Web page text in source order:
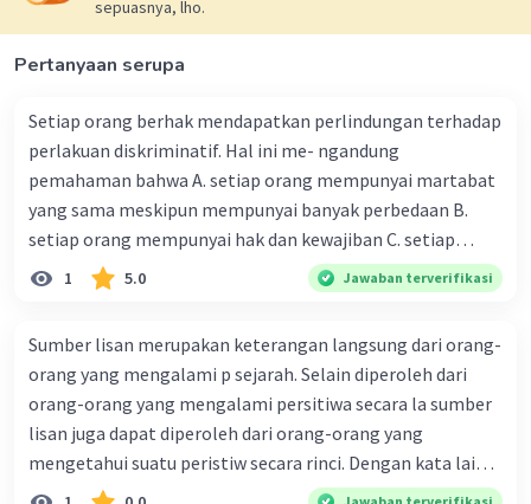
sepuasnya, lho.
Pertanyaan serupa
Setiap orang berhak mendapatkan perlindungan terhadap
perlakuan diskriminatif. Hal ini me- ngandung
pemahaman bahwa A. setiap orang mempunyai martabat
yang sama meskipun mempunyai banyak perbedaan B.
setiap orang mempunyai hak dan kewajiban C. setiap
orang wajib menjunjung tinggi nilai-nilai kemanusiaan D.
setiap orang wajib menghargai orang lain E. hak dan
1 5.0 Jawaban terverifikasi
Sumber lisan merupakan keterangan langsung dari orang-
orang yang mengalami p sejarah. Selain diperoleh dari
orang-orang yang mengalami persitiwa secara la sumber
lisan juga dapat diperoleh dari orang-orang yang
mengetahui suatu peristiw secara rinci. Dengan kata lain
sumber sejarah lisan dapat digunakan untuk sumba dan